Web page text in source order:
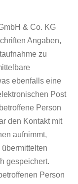
& Co. KG
Angaben,
zu
ebenfalls eine
Post
Person
den Kontakt mit
aufnimmt,
gespeichert.
Person